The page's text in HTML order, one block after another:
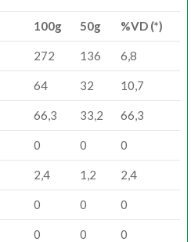
100g 50g %VD (*)
272 136 6,8
64 32 10,7
66,3 33,2 66,3
0 0 0
2,4 1,2 2,4
0 0 0
0 0 0